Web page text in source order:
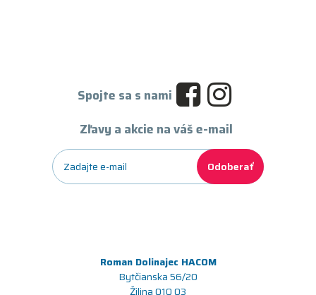
Spojte sa s nami
Zľavy a akcie na váš e-mail
Odoberať
Roman Dolinajec HACOM
Bytčianska 56/20
Žilina 010 03